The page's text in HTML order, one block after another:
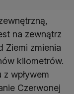
na zewnątrz
Ziemi zmienia
kilometrów.
wpływem
Czerwonej